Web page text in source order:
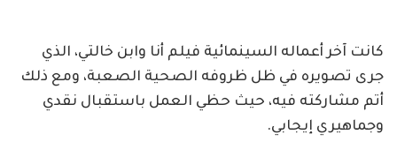
كانت آخر أعماله السينمائية فيلم أنا وابن خالتي، الذي
جرى تصويره في ظل ظروفه الصحية الصعبة، ومع ذلك
أتم مشاركته فيه، حيث حظي العمل باستقبال نقدي
وجماهيري إيجابي.